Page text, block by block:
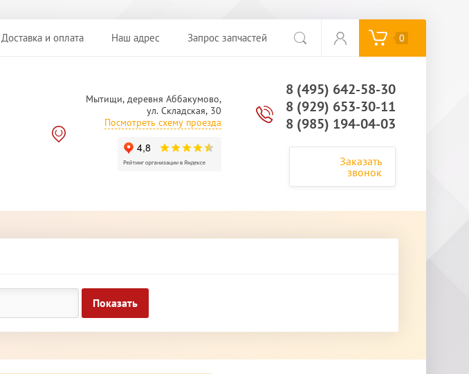
Доставка и оплата Наш адрес Запрос запчастей 0
Мытищи, деревня Аббакумово,
ул. Складская, 30
Посмотреть схему проезда
8 (495) 642-58-30
8 (929) 653-30-11
8 (985) 194-04-03
Заказать
звонок
Показать